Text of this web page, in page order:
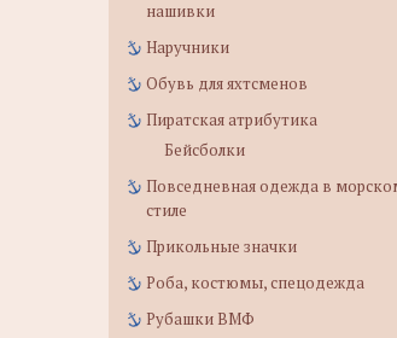
нашивки
Наручники
Обувь для яхтсменов
Пиратская атрибутика
Бейсболки
Повседневная одежда в
стиле
Прикольные значки
Роба, костюмы, спецодежда
Рубашки ВМФ